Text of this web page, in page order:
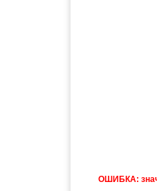
ОШИБКА: